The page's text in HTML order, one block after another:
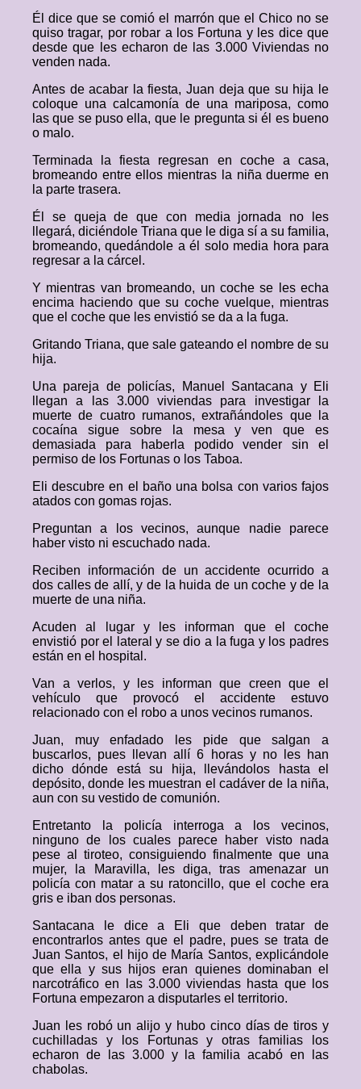
Él dice que se comió el marrón que el Chico no se
quiso tragar, por robar a los Fortuna y les dice que
desde que les echaron de las 3.000 Viviendas no
venden nada.
Antes de acabar la fiesta, Juan deja que su hija le
coloque una calcamonía de una mariposa, como
las que se puso ella, que le pregunta si él es bueno
o malo.
Terminada la fiesta regresan en coche a casa,
bromeando entre ellos mientras la niña duerme en
la parte trasera.
Él se queja de que con media jornada no les
llegará, diciéndole Triana que le diga sí a su familia,
bromeando, quedándole a él solo media hora para
regresar a la cárcel.
Y mientras van bromeando, un coche se les echa
encima haciendo que su coche vuelque, mientras
que el coche que les envistió se da a la fuga.
Gritando Triana, que sale gateando el nombre de su
hija.
Una pareja de policías, Manuel Santacana y Eli
llegan a las 3.000 viviendas para investigar la
muerte de cuatro rumanos, extrañándoles que la
cocaína sigue sobre la mesa y ven que es
demasiada para haberla podido vender sin el
permiso de los Fortunas o los Taboa.
Eli descubre en el baño una bolsa con varios fajos
atados con gomas rojas.
Preguntan a los vecinos, aunque nadie parece
haber visto ni escuchado nada.
Reciben información de un accidente ocurrido a
dos calles de allí, y de la huida de un coche y de la
muerte de una niña.
Acuden al lugar y les informan que el coche
envistió por el lateral y se dio a la fuga y los padres
están en el hospital.
Van a verlos, y les informan que creen que el
vehículo que provocó el accidente estuvo
relacionado con el robo a unos vecinos rumanos.
Juan, muy enfadado les pide que salgan a
buscarlos, pues llevan allí 6 horas y no les han
dicho dónde está su hija, llevándolos hasta el
depósito, donde les muestran el cadáver de la niña,
aun con su vestido de comunión.
Entretanto la policía interroga a los vecinos,
ninguno de los cuales parece haber visto nada
pese al tiroteo, consiguiendo finalmente que una
mujer, la Maravilla, les diga, tras amenazar un
policía con matar a su ratoncillo, que el coche era
gris e iban dos personas.
Santacana le dice a Eli que deben tratar de
encontrarlos antes que el padre, pues se trata de
Juan Santos, el hijo de María Santos, explicándole
que ella y sus hijos eran quienes dominaban el
narcotráfico en las 3.000 viviendas hasta que los
Fortuna empezaron a disputarles el territorio.
Juan les robó un alijo y hubo cinco días de tiros y
cuchilladas y los Fortunas y otras familias los
echaron de las 3.000 y la familia acabó en las
chabolas.